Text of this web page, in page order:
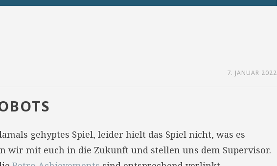
7. JANUAR 2022
gehyptes Spiel, leider hielt das Spiel nicht, was es
wir mit euch in die Zukunft und stellen uns dem Supervisor.